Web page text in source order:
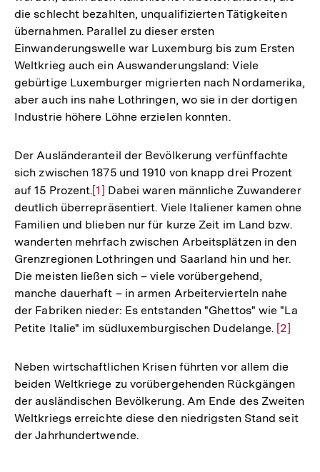
die schlecht bezahlten, unqualifizierten Tätigkeiten
übernahmen. Parallel zu dieser ersten
Einwanderungswelle war Luxemburg bis zum Ersten
Weltkrieg auch ein Auswanderungsland: Viele
gebürtige Luxemburger migrierten nach Nordamerika,
aber auch ins nahe Lothringen, wo sie in der dortigen
Industrie höhere Löhne erzielen konnten.
Der Ausländeranteil der Bevölkerung verfünffachte
sich zwischen 1875 und 1910 von knapp drei Prozent
auf 15 Prozent.Zur
Auflösung
der
Fußnote
[1] Dabei waren männliche Zuwanderer
deutlich überrepräsentiert. Viele Italiener kamen ohne
Familien und blieben nur für kurze Zeit im Land bzw.
wanderten mehrfach zwischen Arbeitsplätzen in den
Grenzregionen Lothringen und Saarland hin und her.
Die meisten ließen sich – viele vorübergehend,
manche dauerhaft – in armen Arbeitervierteln nahe
der Fabriken nieder: Es entstanden "Ghettos" wie "La
Petite Italie" im südluxemburgischen Dudelange. Zur
der
Fußnote
[2]
Neben wirtschaftlichen Krisen führten vor allem die
beiden Weltkriege zu vorübergehenden Rückgängen
der ausländischen Bevölkerung. Am Ende des Zweiten
Weltkriegs erreichte diese den niedrigsten Stand seit
der Jahrhundertwende.